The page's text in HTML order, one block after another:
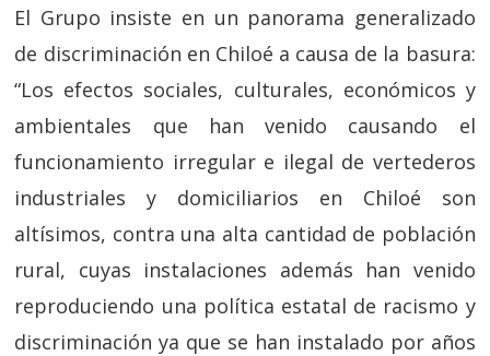
El Grupo insiste en un panorama generalizado
de discriminación en Chiloé a causa de la basura:
“Los efectos sociales, culturales, económicos y
ambientales que han venido causando el
funcionamiento irregular e ilegal de vertederos
industriales y domiciliarios en Chiloé son
altísimos, contra una alta cantidad de población
rural, cuyas instalaciones además han venido
reproduciendo una política estatal de racismo y
discriminación ya que se han instalado por años